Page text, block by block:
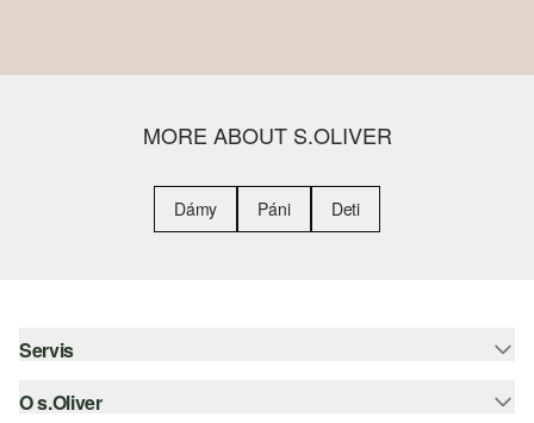
MORE ABOUT S.OLIVER
Dámy Páni Deti
Servis
Pomoc a FAQ
O s.Oliver